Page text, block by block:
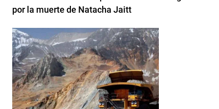
por la muerte de Natacha Jaitt